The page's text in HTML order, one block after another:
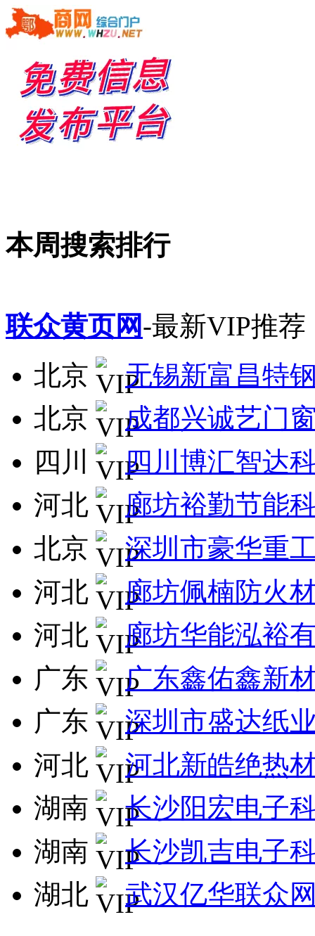
本周搜索排行
联众黄页网-最新VIP推荐
北京
无锡新富昌特
北京
成都兴诚艺门
四川
四川博汇智达
河北
廊坊裕勤节能
北京
深圳市豪华重
河北
廊坊佩楠防火
河北
廊坊华能泓裕
广东
广东鑫佑鑫新
广东
深圳市盛达纸
河北
河北新皓绝热
湖南
长沙阳宏电子
湖南
长沙凯吉电子
湖北
武汉亿华联众